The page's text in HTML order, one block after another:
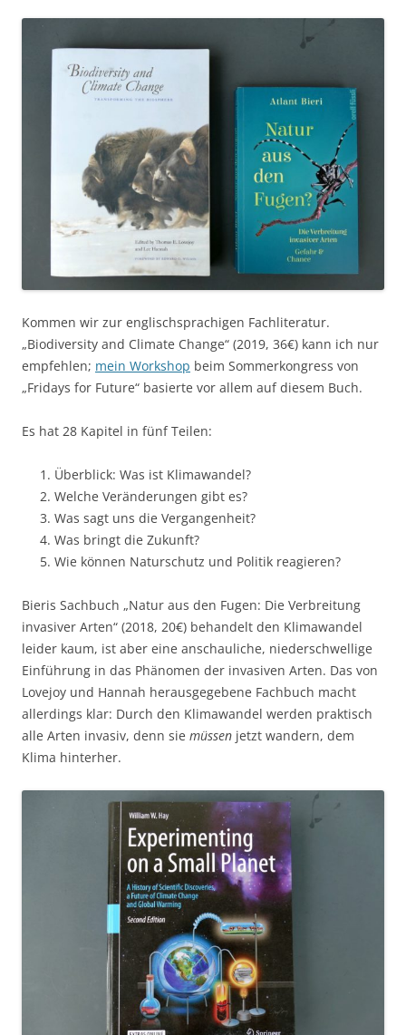
Kommen wir zur englischsprachigen Fachliteratur.
„Biodiversity and Climate Change“ (2019, 36€) kann ich nur
empfehlen; mein Workshop beim Sommerkongress von
„Fridays for Future“ basierte vor allem auf diesem Buch.
Es hat 28 Kapitel in fünf Teilen:
Überblick: Was ist Klimawandel?
Welche Veränderungen gibt es?
Was sagt uns die Vergangenheit?
Was bringt die Zukunft?
Wie können Naturschutz und Politik reagieren?
Bieris Sachbuch „Natur aus den Fugen: Die Verbreitung
invasiver Arten“ (2018, 20€) behandelt den Klimawandel
leider kaum, ist aber eine anschauliche, niederschwellige
Einführung in das Phänomen der invasiven Arten. Das von
Lovejoy und Hannah herausgegebene Fachbuch macht
allerdings klar: Durch den Klimawandel werden praktisch
alle Arten invasiv, denn sie müssen jetzt wandern, dem
Klima hinterher.